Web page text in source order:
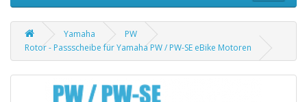
Yamaha
PW
Rotor - Passscheibe für Yamaha PW / PW-SE eBike Motoren